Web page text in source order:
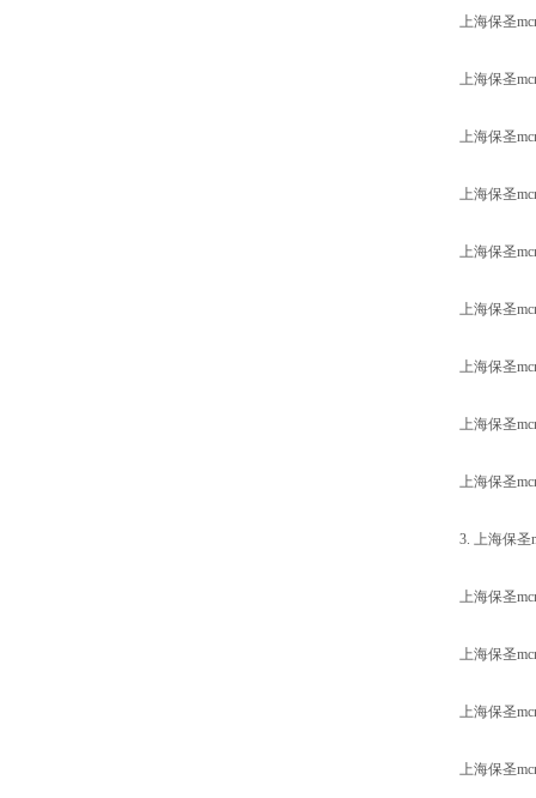
上海保圣
上海保圣
上海保圣
上海保圣
上海保圣
上海保圣
上海保圣
上海保圣
上海保圣
3. 上海保圣
上海保圣
上海保圣
上海保圣
上海保圣